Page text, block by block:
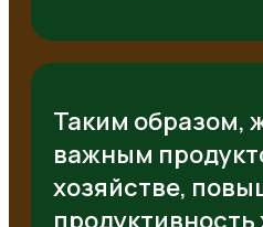
Таким образом,
важным
хозяйстве,